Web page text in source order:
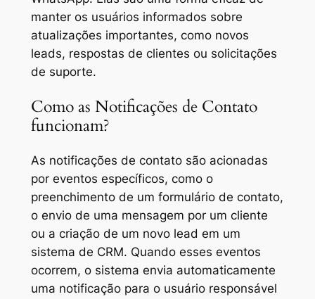
manter os usuários informados sobre
atualizações importantes, como novos
leads, respostas de clientes ou solicitações
de suporte.
Como as Notificações de Contato
funcionam?
As notificações de contato são acionadas
por eventos específicos, como o
preenchimento de um formulário de contato,
o envio de uma mensagem por um cliente
ou a criação de um novo lead em um
sistema de CRM. Quando esses eventos
ocorrem, o sistema envia automaticamente
uma notificação para o usuário responsável